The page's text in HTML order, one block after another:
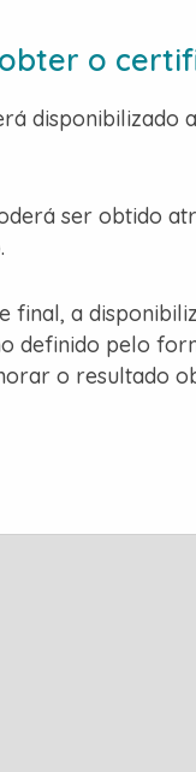
o
disponibilizado
ser obtido
final, a
definido pelo
o resultado